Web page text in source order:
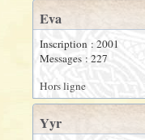
Eva
Inscription : 2001
Messages : 227
Hors ligne
Yyr